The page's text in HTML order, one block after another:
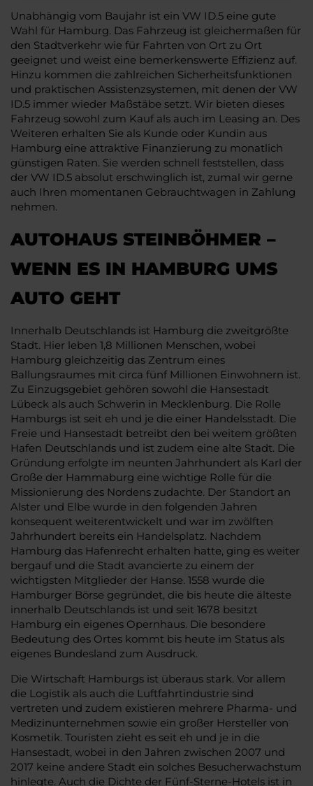
Unabhängig vom Baujahr ist ein VW ID.5 eine gute
Wahl für Hamburg. Das Fahrzeug ist gleichermaßen für
den Stadtverkehr wie für Fahrten von Ort zu Ort
geeignet und weist eine bemerkenswerte Effizienz auf.
Hinzu kommen die zahlreichen Sicherheitsfunktionen
und praktischen Assistenzsystemen, mit denen der VW
ID.5 immer wieder Maßstäbe setzt. Wir bieten dieses
Fahrzeug sowohl zum Kauf als auch im Leasing an. Des
Weiteren erhalten Sie als Kunde oder Kundin aus
Hamburg eine attraktive Finanzierung zu monatlich
günstigen Raten. Sie werden schnell feststellen, dass
der VW ID.5 absolut erschwinglich ist, zumal wir gerne
auch Ihren momentanen Gebrauchtwagen in Zahlung
nehmen.
AUTOHAUS STEINBÖHMER –
WENN ES IN HAMBURG UMS
AUTO GEHT
Innerhalb Deutschlands ist Hamburg die zweitgrößte
Stadt. Hier leben 1,8 Millionen Menschen, wobei
Hamburg gleichzeitig das Zentrum eines
Ballungsraumes mit circa fünf Millionen Einwohnern ist.
Zu Einzugsgebiet gehören sowohl die Hansestadt
Lübeck als auch Schwerin in Mecklenburg. Die Rolle
Hamburgs ist seit eh und je die einer Handelsstadt. Die
Freie und Hansestadt betreibt den bei weitem größten
Hafen Deutschlands und ist zudem eine alte Stadt. Die
Gründung erfolgte im neunten Jahrhundert als Karl der
Große der Hammaburg eine wichtige Rolle für die
Missionierung des Nordens zudachte. Der Standort an
Alster und Elbe wurde in den folgenden Jahren
konsequent weiterentwickelt und war im zwölften
Jahrhundert bereits ein Handelsplatz. Nachdem
Hamburg das Hafenrecht erhalten hatte, ging es weiter
bergauf und die Stadt avancierte zu einem der
wichtigsten Mitglieder der Hanse. 1558 wurde die
Hamburger Börse gegründet, die bis heute die älteste
innerhalb Deutschlands ist und seit 1678 besitzt
Hamburg ein eigenes Opernhaus. Die besondere
Bedeutung des Ortes kommt bis heute im Status als
eigenes Bundesland zum Ausdruck.
Die Wirtschaft Hamburgs ist überaus stark. Vor allem
die Logistik als auch die Luftfahrtindustrie sind
vertreten und zudem existieren mehrere Pharma- und
Medizinunternehmen sowie ein großer Hersteller von
Kosmetik. Touristen zieht es seit eh und je in die
Hansestadt, wobei in den Jahren zwischen 2007 und
2017 keine andere Stadt ein solches Besucherwachstum
hinlegte. Auch die Dichte der Fünf-Sterne-Hotels ist in